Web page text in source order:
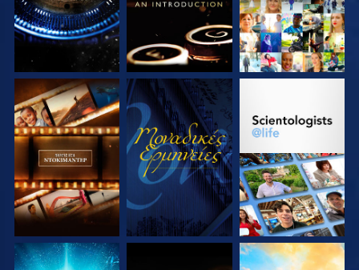
ΕΞΕΡΕΥΝΗΣΤΕ ΤΗ
ΣΕΙΡΑ
ΠΑΡΑΚΟΛΟΥΘΗΣΤΕ
ΕΞΕΡΕΥΝΗΣΤΕ ΤΗ